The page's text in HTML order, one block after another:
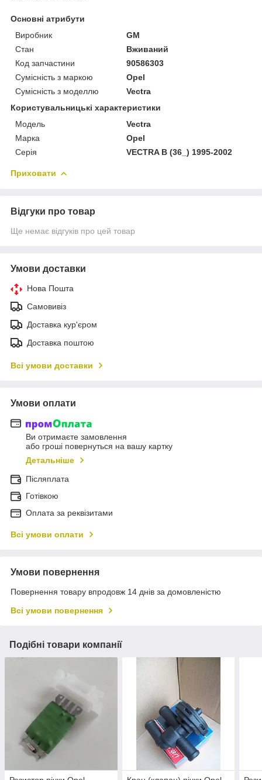
Основні атрибути
Виробник
GM
Стан
Вживаний
Код запчастини
90586303
Сумісність з маркою
Opel
Сумісність з моделлю
Vectra
Користувальницькі характеристики
Модель
Vectra
Марка
Opel
Серія
VECTRA B (36_) 1995-2002
Приховати
Відгуки про товар
Ще немає відгуків про цей товар
Умови доставки
Нова Пошта
Самовивіз
Доставка кур'єром
Доставка поштою
Всі умови доставки
Умови оплати
Ви отримаєте замовлення
або гроші повернуться на вашу картку
Детальніше
Післяплата
Готівкою
Оплата за реквізитами
Всі умови оплати
Умови повернення
Повернення товару впродовж 14 днів за домовленістю
Всі умови повернення
Подібні товари компанії